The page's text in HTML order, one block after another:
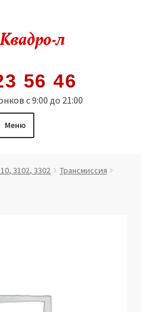
56 46
с 9:00 до 21:00
Меню
3102, 3302
Трансмиссия